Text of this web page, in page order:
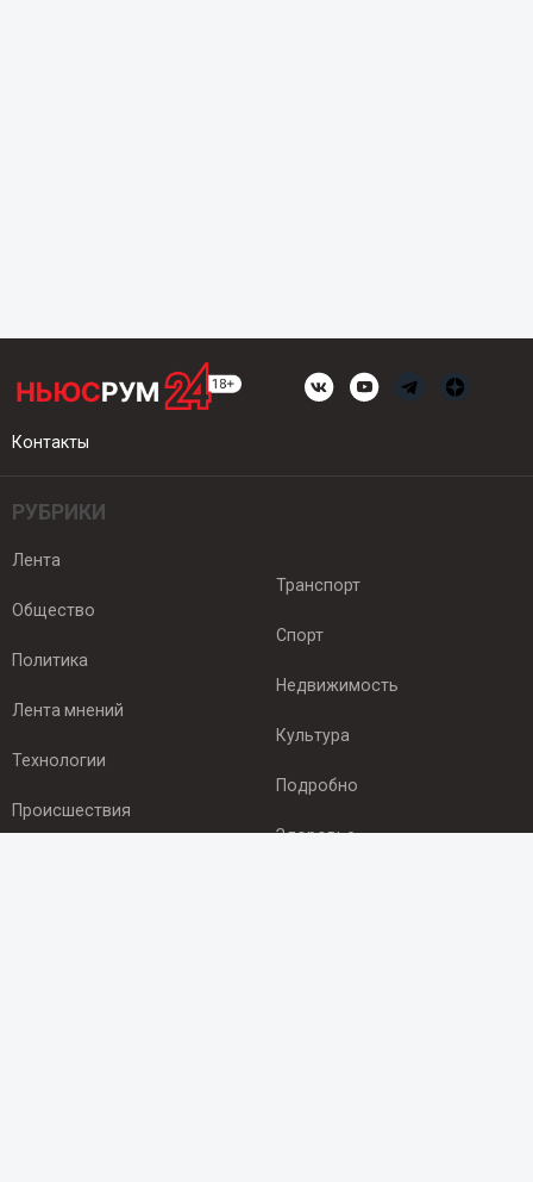
Контакты
РУБРИКИ
Лента
Общество
Политика
Лента мнений
Технологии
Происшествия
Транспорт
Спорт
Недвижимость
Культура
Подробно
Здоровье